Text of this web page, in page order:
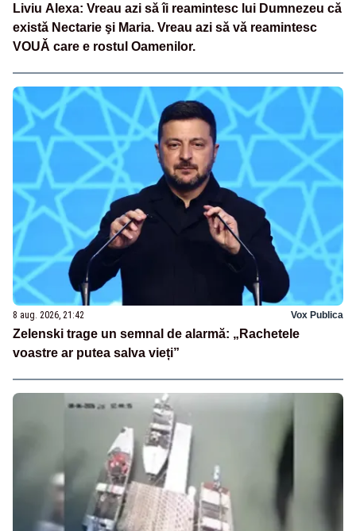
Liviu Alexa: Vreau azi sǎ îi reamintesc lui Dumnezeu cǎ
existǎ Nectarie şi Maria. Vreau azi sǎ vǎ reamintesc
VOUǍ care e rostul Oamenilor.
8 aug. 2026, 21:42 Vox Publica
Zelenski trage un semnal de alarmă: „Rachetele
voastre ar putea salva vieți”